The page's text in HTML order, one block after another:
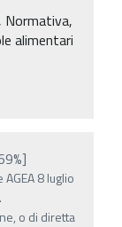
Normativa,
alimentari
8 luglio
o di diretta